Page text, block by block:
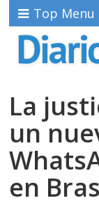
Top Menu
La
un
en